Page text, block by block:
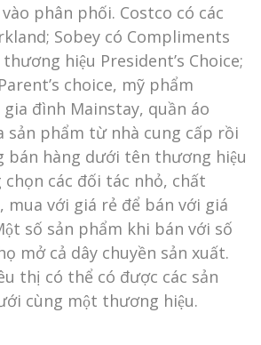
phân phối. Costco có các
Sobey có Compliments
hiệu President’s Choice;
choice, mỹ phẩm
đình Mainstay, quần áo
sản phẩm từ nhà cung cấp rồi
bán hàng dưới tên thương hiệu
các đối tác nhỏ, chất
với giá rẻ để bán với giá
số sản phẩm khi bán với số
mở cả dây chuyền sản xuất.
thị có thể có được các sản
cùng một thương hiệu.